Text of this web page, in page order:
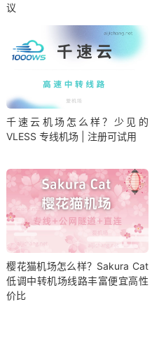
议
千速云机场怎么样？少见的
VLESS 专线机场 | 注册可试用
樱花猫机场怎么样？Sakura Cat
低调中转机场线路丰富便宜高性
价比